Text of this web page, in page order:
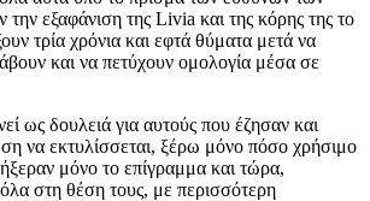
εξαφάνιση της Livia και της κόρης της το
τρία χρόνια και εφτά θύματα μετά να
και να πετύχουν ομολογία μέσα σε
ως δουλειά για αυτούς που έζησαν και
να εκτυλίσσεται, ξέρω μόνo πόσο χρήσιμο
ήξεραν μόνο το επίγραμμα και τώρα,
στη θέση τους, με περισσότερη